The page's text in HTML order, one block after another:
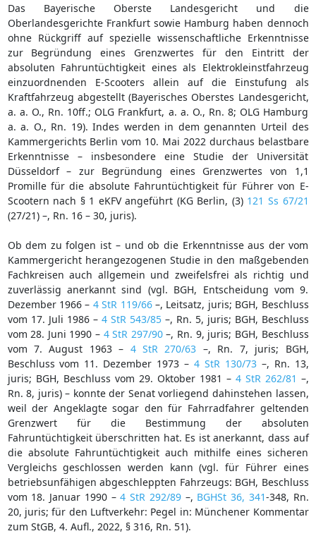
Das Bayerische Oberste Landesgericht und die
Oberlandesgerichte Frankfurt sowie Hamburg haben dennoch
ohne Rückgriff auf spezielle wissenschaftliche Erkenntnisse
zur Begründung eines Grenzwertes für den Eintritt der
absoluten Fahruntüchtigkeit eines als Elektrokleinstfahrzeug
einzuordnenden E-Scooters allein auf die Einstufung als
Kraftfahrzeug abgestellt (Bayerisches Oberstes Landesgericht,
a. a. O., Rn. 10ff.; OLG Frankfurt, a. a. O., Rn. 8; OLG Hamburg
a. a. O., Rn. 19). Indes werden in dem genannten Urteil des
Kammergerichts Berlin vom 10. Mai 2022 durchaus belastbare
Erkenntnisse – insbesondere eine Studie der Universität
Düsseldorf – zur Begründung eines Grenzwertes von 1,1
Promille für die absolute Fahruntüchtigkeit für Führer von E-
Scootern nach § 1 eKFV angeführt (KG Berlin, (3) 121 Ss 67/21
(27/21) –, Rn. 16 – 30, juris).
Ob dem zu folgen ist – und ob die Erkenntnisse aus der vom
Kammergericht herangezogenen Studie in den maßgebenden
Fachkreisen auch allgemein und zweifelsfrei als richtig und
zuverlässig anerkannt sind (vgl. BGH, Entscheidung vom 9.
Dezember 1966 – 4 StR 119/66–, Leitsatz, juris; BGH, Beschluss
vom 17. Juli 1986 – 4 StR 543/85–, Rn. 5, juris; BGH, Beschluss
vom 28. Juni 1990 – 4 StR 297/90–, Rn. 9, juris; BGH, Beschluss
vom 7. August 1963 – 4 StR 270/63 –, Rn. 7, juris; BGH,
Beschluss vom 11. Dezember 1973 – 4 StR 130/73–, Rn. 13,
juris; BGH, Beschluss vom 29. Oktober 1981 – 4 StR 262/81 –,
Rn. 8, juris) – konnte der Senat vorliegend dahinstehen lassen,
weil der Angeklagte sogar den für Fahrradfahrer geltenden
Grenzwert für die Bestimmung der absoluten
Fahruntüchtigkeit überschritten hat. Es ist anerkannt, dass auf
die absolute Fahruntüchtigkeit auch mithilfe eines sicheren
Vergleichs geschlossen werden kann (vgl. für Führer eines
betriebsunfähigen abgeschleppten Fahrzeugs: BGH, Beschluss
vom 18. Januar 1990 –4 StR 292/89–, BGHSt 36, 341-348, Rn.
20, juris; für den Luftverkehr: Pegel in: Münchener Kommentar
zum StGB, 4. Aufl., 2022, § 316, Rn. 51).